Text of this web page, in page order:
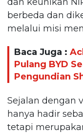
berbeda dan
melalui misi
Baca Juga :
Pulang BYD
Pengundian
Sejalan dengan
hanya hadir
tetapi